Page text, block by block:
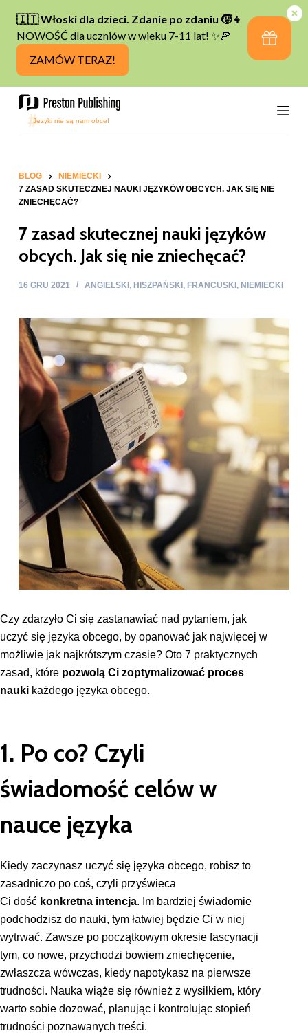
P
z
e
j
BLOG
NIEMIECKI
7 ZASAD SKUTECZNEJ NAUKI JĘZYKÓW OBCYCH. JAK SIĘ NIE
ZNIECHĘCAĆ?
7 zasad skutecznej nauki języków
obcych. Jak się nie zniechęcać?
16 GRU 2021 ANGIELSKI , HISZPAŃSKI , FRANCUSKI , NIEMIECKI
Czy zdarzyło Ci się zastanawiać nad pytaniem, jak
uczyć się języka obcego, by opanować jak najwięcej w
możliwie jak najkrótszym czasie? Oto 7 praktycznych
zasad, które pozwolą Ci zoptymalizować proces
nauki każdego języka obcego.
1. Po co? Czyli
świadomość celów w
nauce języka
Kiedy zaczynasz uczyć się języka obcego, robisz to
zasadniczo po coś, czyli przyświeca
Ci dość konkretna intencja. Im bardziej świadomie
podchodzisz do nauki, tym łatwiej będzie Ci w niej
wytrwać. Zawsze po początkowym okresie fascynacji
tym, co nowe, przychodzi bowiem zniechęcenie,
zwłaszcza wówczas, kiedy napotykasz na pierwsze
trudności. Nauka wiąże się również z wysiłkiem, który
warto sobie dozować, planując i kontrolując stopień
trudności poznawanych treści.